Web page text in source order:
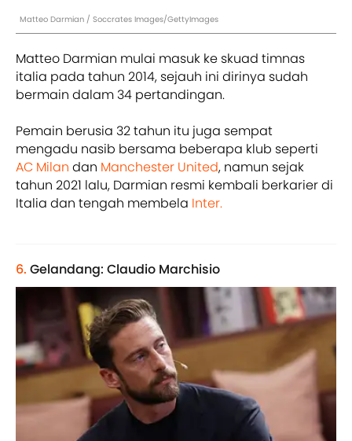
Matteo Darmian / Soccrates Images/GettyImages
Matteo Darmian mulai masuk ke skuad timnas
italia pada tahun 2014, sejauh ini dirinya sudah
bermain dalam 34 pertandingan.
Pemain berusia 32 tahun itu juga sempat
mengadu nasib bersama beberapa klub seperti
AC Milan dan Manchester United, namun sejak
tahun 2021 lalu, Darmian resmi kembali berkarier di
Italia dan tengah membela Inter.
6. Gelandang: Claudio Marchisio